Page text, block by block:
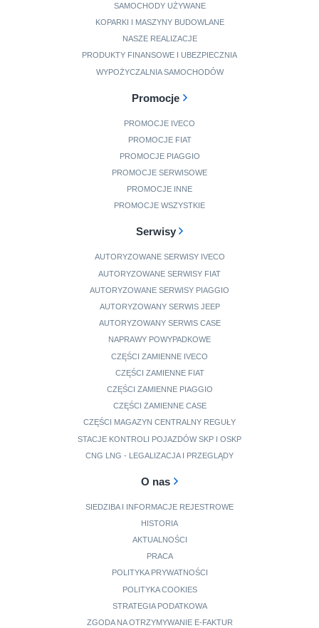
SAMOCHODY UŻYWANE
KOPARKI I MASZYNY BUDOWLANE
NASZE REALIZACJE
PRODUKTY FINANSOWE I UBEZPIECZNIA
WYPOŻYCZALNIA SAMOCHODÓW
Promocje
PROMOCJE IVECO
PROMOCJE FIAT
PROMOCJE PIAGGIO
PROMOCJE SERWISOWE
PROMOCJE INNE
PROMOCJE WSZYSTKIE
Serwisy
AUTORYZOWANE SERWISY IVECO
AUTORYZOWANE SERWISY FIAT
AUTORYZOWANE SERWISY PIAGGIO
AUTORYZOWANY SERWIS JEEP
AUTORYZOWANY SERWIS CASE
NAPRAWY POWYPADKOWE
CZĘŚCI ZAMIENNE IVECO
CZĘŚCI ZAMIENNE FIAT
CZĘŚCI ZAMIENNE PIAGGIO
CZĘŚCI ZAMIENNE CASE
CZĘŚCI MAGAZYN CENTRALNY REGUŁY
STACJE KONTROLI POJAZDÓW SKP I OSKP
CNG LNG - LEGALIZACJA I PRZEGLĄDY
O nas
SIEDZIBA I INFORMACJE REJESTROWE
HISTORIA
AKTUALNOŚCI
PRACA
POLITYKA PRYWATNOŚCI
POLITYKA COOKIES
STRATEGIA PODATKOWA
ZGODA NA OTRZYMYWANIE E-FAKTUR